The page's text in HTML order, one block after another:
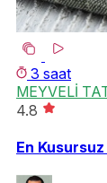
3 saat
MEYVELİ
4.8
En Kusursuz